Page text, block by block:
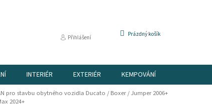
Přihlášení
NÁKUPNÍ
Prázdný košík
INTERIÉR EXTERIÉR KEMPOVÁNÍ
pro stavbu obytného vozidla Ducato / Boxer / Jumper 2006+
2024+